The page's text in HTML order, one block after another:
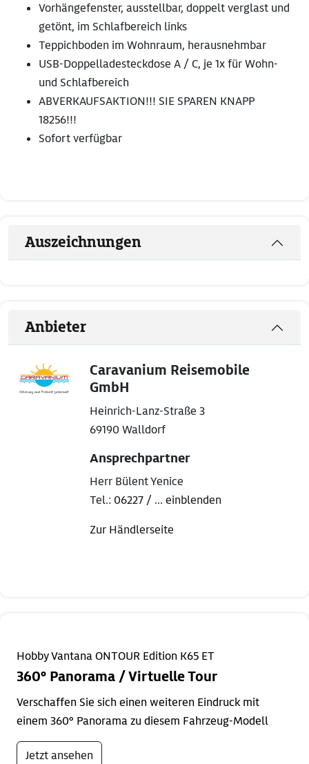
Vorhängefenster, ausstellbar, doppelt verglast und
getönt, im Schlafbereich links
Teppichboden im Wohnraum, herausnehmbar
USB-Doppelladesteckdose A / C, je 1x für Wohn-
und Schlafbereich
ABVERKAUFSAKTION!!! SIE SPAREN KNAPP
18256!!!
Sofort verfügbar
Auszeichnungen
Anbieter
Caravanium Reisemobile
GmbH
Heinrich-Lanz-Straße 3
69190 Walldorf
Ansprechpartner
Herr Bülent Yenice
Tel.: 06227 / ... einblenden
Zur Händlerseite
Hobby Vantana ONTOUR Edition K65 ET
360° Panorama / Virtuelle Tour
Verschaffen Sie sich einen weiteren Eindruck mit
einem 360° Panorama zu diesem Fahrzeug-Modell
Jetzt ansehen